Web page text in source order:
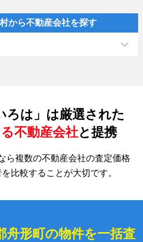
から不動産会社を探す
ろは」は厳選された
不動産会社と提携
ら複数の不動産会社の査定価格
比較することが大切です。
舟形町の物件を一括査